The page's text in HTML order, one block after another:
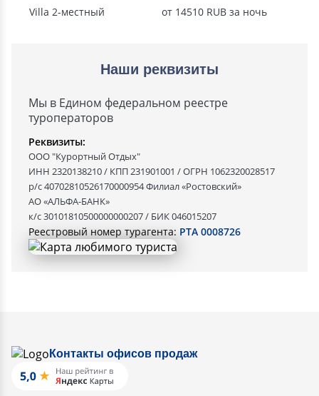
Villa 2-местный от 14510 RUB за ночь
Наши реквизиты
Мы в Едином федеральном реестре
туроператоров
Реквизиты:
ООО "Курортный Отдых"
ИНН 2320138210 / КПП 231901001 / ОГРН 1062320028517
р/с 40702810526170000954 Филиал «Ростовский»
АО «АЛЬФА-БАНК»
к/с 30101810500000000207 / БИК 046015207
Реестровый номер турагента: РТА 0008726
Контакты офисов продаж